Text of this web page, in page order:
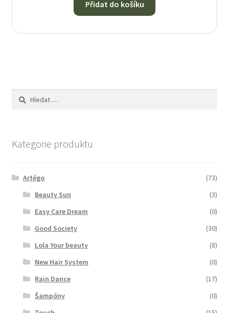
Přidat do košíku
Vyhledávání
Kategorie produktu
Artégo
(73)
Beauty Sun
(3)
Easy Care Dream
(0)
Good Society
(30)
Lola Your beauty
(8)
New Hair System
(0)
Rain Dance
(17)
Šampóny
(0)